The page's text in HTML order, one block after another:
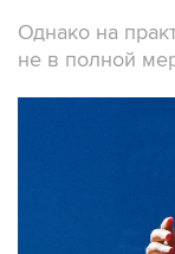
Однако на
не в полной